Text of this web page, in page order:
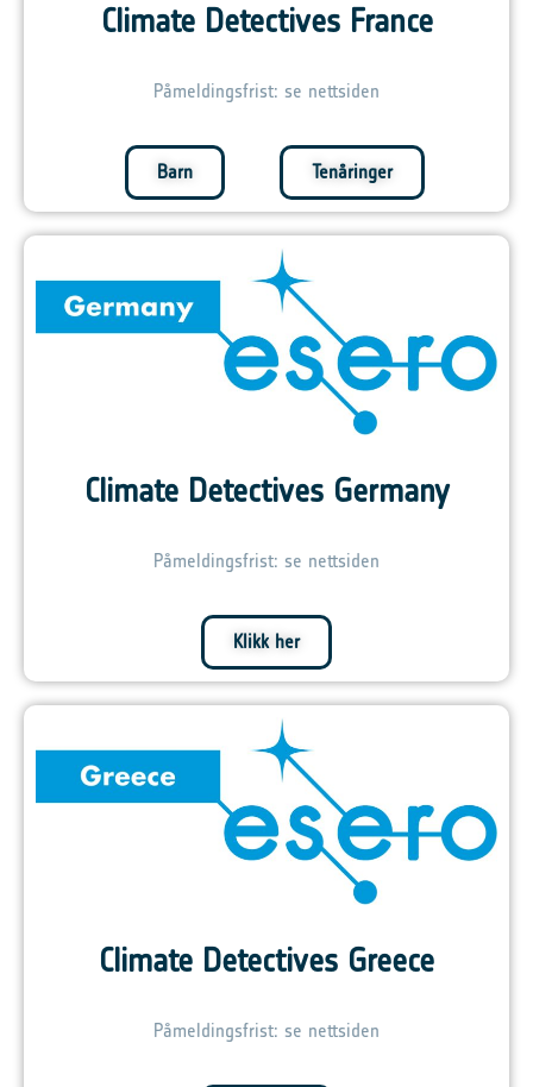
Climate Detectives France
Påmeldingsfrist: se nettsiden
Barn Tenåringer
Climate Detectives Germany
Påmeldingsfrist: se nettsiden
Klikk her
Climate Detectives Greece
Påmeldingsfrist: se nettsiden